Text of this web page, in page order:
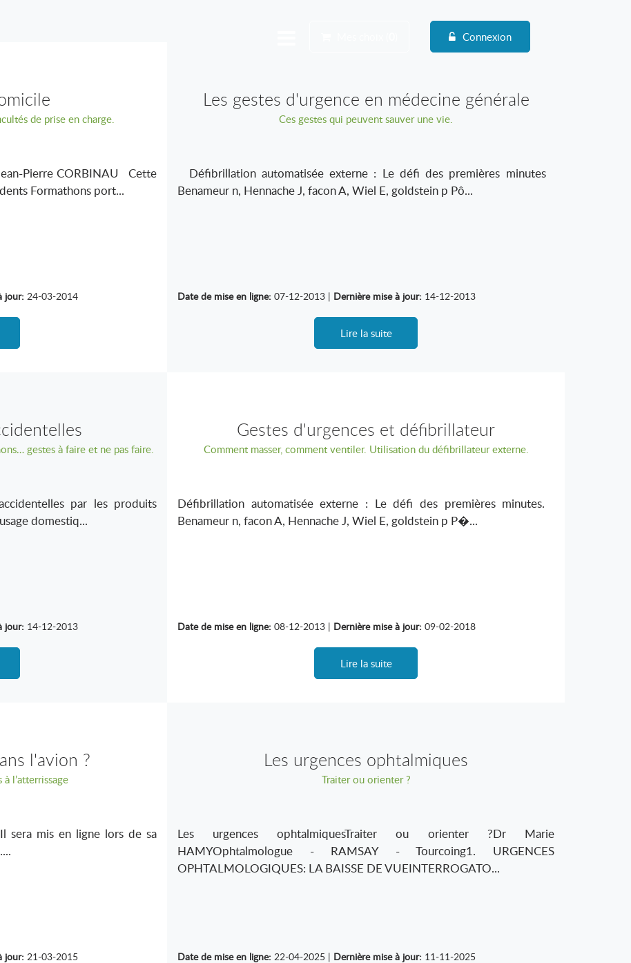
Connexion
de prise en charge.
Pierre CORBINAU Cette
Formathons port...
jour: 24-03-2014
Les gestes d'urgence en médecine générale
Ces gestes qui peuvent sauver une vie.
Défibrillation automatisée externe : Le défi des premières minutes
Benameur n, Hennache J, facon A, Wiel E, goldstein p Pô...
Date de mise en ligne: 07-12-2013 | Dernière mise à jour: 14-12-2013
Lire la suite
gestes à faire et ne pas faire.
par les produits
domestiq...
jour: 14-12-2013
Gestes d'urgences et défibrillateur
Comment masser, comment ventiler. Utilisation du défibrillateur externe.
Défibrillation automatisée externe : Le défi des premières minutes.
Benameur n, facon A, Hennache J, Wiel E, goldstein p P�...
Date de mise en ligne: 08-12-2013 | Dernière mise à jour: 09-02-2018
Lire la suite
l'avion ?
l’atterrissage
sera mis en ligne lors de sa
jour: 21-03-2015
Les urgences ophtalmiques
Traiter ou orienter ?
Les urgences ophtalmiquesTraiter ou orienter ?Dr Marie
HAMYOphtalmologue - RAMSAY - Tourcoing1. URGENCES
OPHTALMOLOGIQUES: LA BAISSE DE VUEINTERROGATO...
Date de mise en ligne: 22-04-2025 | Dernière mise à jour: 11-11-2025